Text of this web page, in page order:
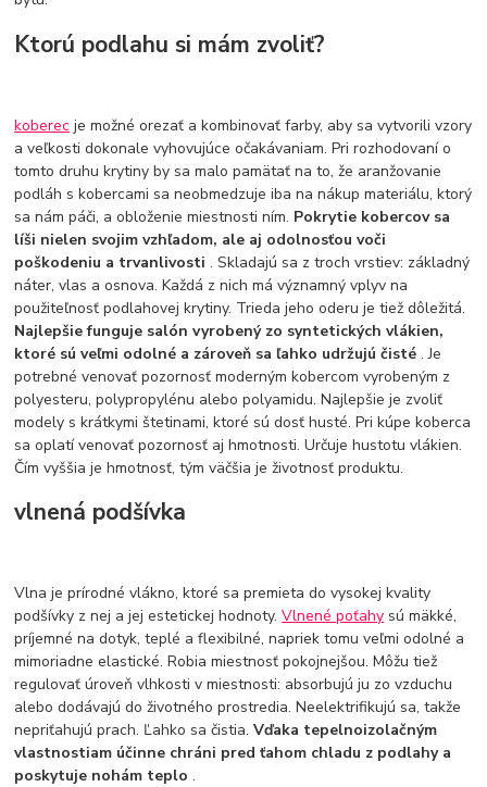
Ktorú podlahu si mám zvoliť?
koberec je možné orezať a kombinovať farby, aby sa vytvorili vzory
a veľkosti dokonale vyhovujúce očakávaniam. Pri rozhodovaní o
tomto druhu krytiny by sa malo pamätať na to, že aranžovanie
podláh s kobercami sa neobmedzuje iba na nákup materiálu, ktorý
sa nám páči, a obloženie miestnosti ním. Pokrytie kobercov sa
líši nielen svojim vzhľadom, ale aj odolnosťou voči
poškodeniu a trvanlivosti. Skladajú sa z troch vrstiev: základný
náter, vlas a osnova. Každá z nich má významný vplyv na
použiteľnosť podlahovej krytiny. Trieda jeho oderu je tiež dôležitá.
Najlepšie funguje salón vyrobený zo syntetických vlákien,
ktoré sú veľmi odolné a zároveň sa ľahko udržujú čisté. Je
potrebné venovať pozornosť moderným kobercom vyrobeným z
polyesteru, polypropylénu alebo polyamidu. Najlepšie je zvoliť
modely s krátkymi štetinami, ktoré sú dosť husté. Pri kúpe koberca
sa oplatí venovať pozornosť aj hmotnosti. Určuje hustotu vlákien.
Čím vyššia je hmotnosť, tým väčšia je životnosť produktu.
vlnená podšívka
Vlna je prírodné vlákno, ktoré sa premieta do vysokej kvality
podšívky z nej a jej estetickej hodnoty.Vlnené poťahy sú mäkké,
príjemné na dotyk, teplé a flexibilné, napriek tomu veľmi odolné a
mimoriadne elastické. Robia miestnosť pokojnejšou. Môžu tiež
regulovať úroveň vlhkosti v miestnosti: absorbujú ju zo vzduchu
alebo dodávajú do životného prostredia. Neelektrifikujú sa, takže
nepriťahujú prach. Ľahko sa čistia.Vďaka tepelnoizolačným
vlastnostiam účinne chráni pred ťahom chladu z podlahy a
poskytuje nohám teplo.